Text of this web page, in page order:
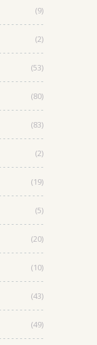
(9)
(2)
(53)
(80)
(83)
(2)
(19)
(5)
(20)
(10)
(43)
(49)